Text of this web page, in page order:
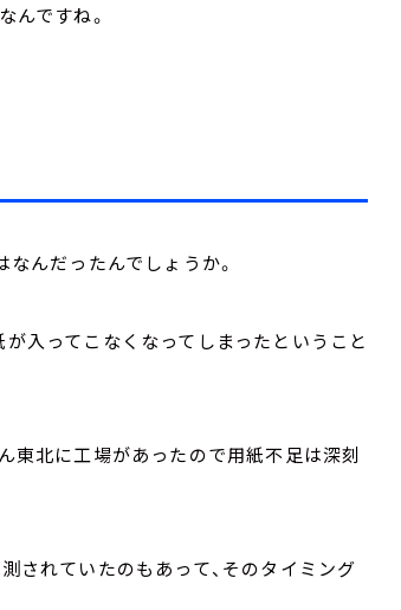
ですね。
んだったんでしょうか。
入ってこなくなってしまったということ
東北に工場があったので用紙不足は深刻
れていたのもあって、そのタイミング